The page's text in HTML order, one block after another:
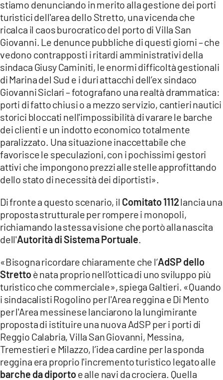
stiamo denunciando in merito alla gestione dei porti
turistici dell'area dello Stretto, una vicenda che
ricalca il caos burocratico del porto di Villa San
Giovanni. Le denunce pubbliche di questi giorni – che
vedono contrapposti i ritardi amministrativi della
sindaca Giusy Caminiti, le enormi difficoltà gestionali
di Marina del Sud e i duri attacchi dell’ex sindaco
Giovanni Siclari – fotografano una realtà drammatica:
porti di fatto chiusi o a mezzo servizio, cantieri nautici
storici bloccati nell'impossibilità di varare le barche
dei clienti e un indotto economico totalmente
paralizzato. Una situazione inaccettabile che
favorisce le speculazioni, con i pochissimi gestori
attivi che impongono prezzi alle stelle approfittando
dello stato di necessità dei diportisti».
Di fronte a questo scenario, il Comitato 1112lancia una
proposta strutturale per rompere i monopoli,
richiamando la stessa visione che portò alla nascita
dell'Autorità di Sistema Portuale.
«Bisogna ricordare chiaramente che l’AdSP dello
Strettoè nata proprio nell’ottica di uno sviluppo più
turistico che commerciale», spiega Galtieri. «Quando
i sindacalisti Rogolino per l'Area reggina e Di Mento
per l'Area messinese lanciarono la lungimirante
proposta di istituire una nuova AdSP per i porti di
Reggio Calabria, Villa San Giovanni, Messina,
Tremestieri e Milazzo, l’idea cardine per la sponda
reggina era proprio l'incremento turistico legato alle
barche da diportoe alle navi da crociera. Quella